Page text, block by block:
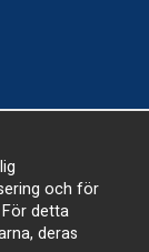
och för
detta
deras